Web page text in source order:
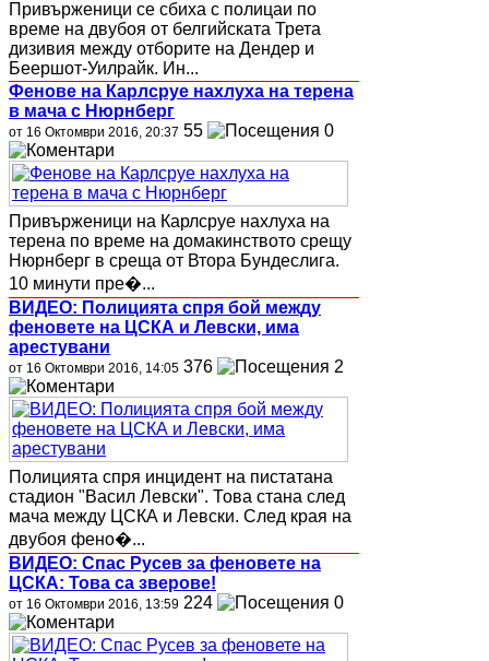
Привърженици се сбиха с полицаи по
време на двубоя от белгийската Трета
дизивия между отборите на Дендер и
Беершот-Уилрайк. Ин...
Фенове на Карлсруе нахлуха на терена
в мача с Нюрнберг
от 16 Октомври 2016, 20:37 55 0
Привърженици на Карлсруе нахлуха на
терена по време на домакинството срещу
Нюрнберг в среща от Втора Бундеслига.
10 минути пре�...
ВИДЕО: Полицията спря бой между
феновете на ЦСКА и Левски, има
арестувани
от 16 Октомври 2016, 14:05 376 2
Полицията спря инцидент на пистатана
стадион "Васил Левски". Това стана след
мача между ЦСКА и Левски. След края на
двубоя фено�...
ВИДЕО: Спас Русев за феновете на
ЦСКА: Това са зверове!
от 16 Октомври 2016, 13:59 224 0